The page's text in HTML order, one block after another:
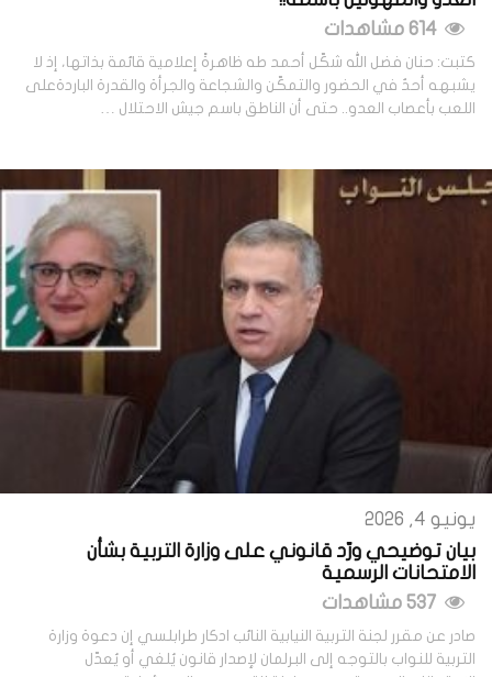
كتبت: حنان فضل الله شكّل أحمد طه ظاهرةً إعلامية قائمة بذاتها، إذ لا
يشبهه أحدٌ في الحضور والتمكّن والشجاعة والجرأة والقدرة الباردةعلى
اللعب بأعصاب العدو.. حتى أن الناطق باسم جيش الاحتلال …
يونيو 4, 2026
بيان توضيحي ورّد قانوني على وزارة التربية بشأن
الامتحانات الرسمية
صادر عن مقرر لجنة التربية النيابية النائب ادكار طرابلسي إن دعوة وزارة
التربية للنواب بالتوجه إلى البرلمان لإصدار قانون يُلغي أو يُعدّل